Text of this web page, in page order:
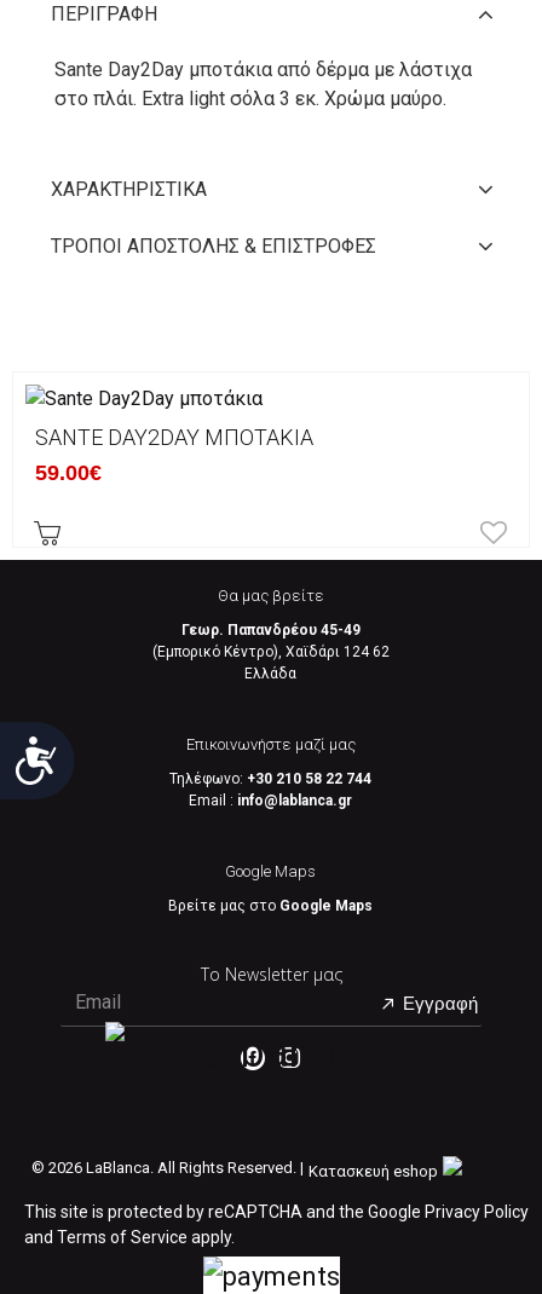
Προσιτότητα
ΠΕΡΙΓΡΑΦΉ
Sante Day2Day μποτάκια από δέρμα με λάστιχα
στο πλάι. Extra light σόλα 3 εκ. Χρώμα μαύρο.
ΧΑΡΑΚΤΗΡΙΣΤΙΚΆ
ΤΡΌΠΟΙ ΑΠΟΣΤΟΛΉΣ & ΕΠΙΣΤΡΟΦΈΣ
SANTE DAY2DAY ΜΠΟΤΆΚΙΑ
59.00€
Θα μας βρείτε
Γεωρ. Παπανδρέου 45-49
(Εμπορικό Κέντρο), Χαϊδάρι 124 62
Eλλάδα
Επικοινωνήστε μαζί μας
Τηλέφωνο: +30 210 58 22 744
Email : info@lablanca.gr
Google Maps
Βρείτε μας στο Google Maps
Το Newsletter μας
Εγγραφή
© 2026 LaBlanca. All Rights Reserved. | Κατασκευή eshop
This site is protected by reCAPTCHA and the Google Privacy Policy
and Terms of Service apply.